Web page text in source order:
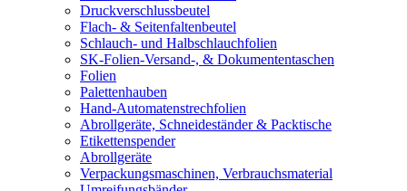
Druckverschlussbeutel
Flach- & Seitenfaltenbeutel
Schlauch- und Halbschlauchfolien
SK-Folien-Versand-, & Dokumententaschen
Folien
Palettenhauben
Hand-Automatenstrechfolien
Abrollgeräte, Schneideständer & Packtische
Etikettenspender
Abrollgeräte
Verpackungsmaschinen, Verbrauchsmaterial